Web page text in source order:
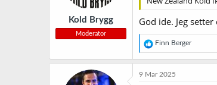
:
Kold Brygg
Moderator
God ide. Jeg
R
e
a
Finn Berger
9 Mar 2025